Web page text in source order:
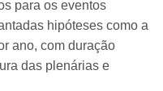
para os eventos
hipóteses como a
ano, com duração
das plenárias e